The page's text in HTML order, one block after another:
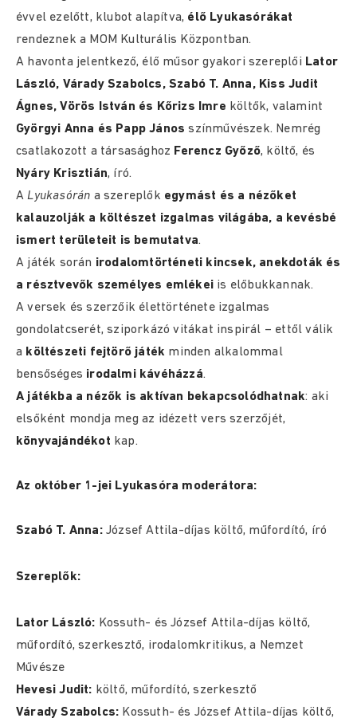
évvel ezelőtt, klubot alapítva, élő Lyukasórákat
rendeznek a MOM Kulturális Központban.
A havonta jelentkező, élő műsor gyakori szereplői Lator
László, Várady Szabolcs, Szabó T. Anna, Kiss Judit
Ágnes, Vörös István és Kőrizs Imre költők, valamint
Györgyi Anna és Papp János színművészek. Nemrég
csatlakozott a társasághoz Ferencz Győző, költő, és
Nyáry Krisztián, író.
ALyukasórán a szereplők egymást és a nézőket
kalauzolják a költészet izgalmas világába, a kevésbé
ismert területeit is bemutatva.
A játék során irodalomtörténeti kincsek, anekdoták és
a résztvevők személyes emlékei is előbukkannak.
A versek és szerzőik élettörténete izgalmas
gondolatcserét, sziporkázó vitákat inspirál – ettől válik
a költészeti fejtörő játék minden alkalommal
bensőséges irodalmi kávéházzá.
A játékba a nézők is aktívan bekapcsolódhatnak: aki
elsőként mondja meg az idézett vers szerzőjét,
könyvajándékot kap.
Az október 1-jei Lyukasóra moderátora:
Szabó T. Anna:József Attila-díjas költő, műfordító, író
Szereplők:
Lator László: Kossuth- és József Attila-díjas költő,
műfordító, szerkesztő, irodalomkritikus, a Nemzet
Művésze
Hevesi Judit: költő, műfordító, szerkesztő
Várady Szabolcs: Kossuth- és József Attila-díjas költő,